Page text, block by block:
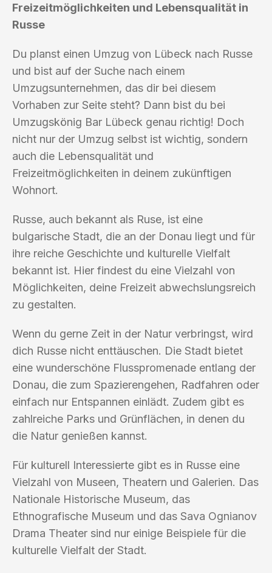
Freizeitmöglichkeiten und Lebensqualität in
Russe
Du planst einen Umzug von Lübeck nach Russe
und bist auf der Suche nach einem
Umzugsunternehmen, das dir bei diesem
Vorhaben zur Seite steht? Dann bist du bei
Umzugskönig Bar Lübeck genau richtig! Doch
nicht nur der Umzug selbst ist wichtig, sondern
auch die Lebensqualität und
Freizeitmöglichkeiten in deinem zukünftigen
Wohnort.
Russe, auch bekannt als Ruse, ist eine
bulgarische Stadt, die an der Donau liegt und für
ihre reiche Geschichte und kulturelle Vielfalt
bekannt ist. Hier findest du eine Vielzahl von
Möglichkeiten, deine Freizeit abwechslungsreich
zu gestalten.
Wenn du gerne Zeit in der Natur verbringst, wird
dich Russe nicht enttäuschen. Die Stadt bietet
eine wunderschöne Flusspromenade entlang der
Donau, die zum Spazierengehen, Radfahren oder
einfach nur Entspannen einlädt. Zudem gibt es
zahlreiche Parks und Grünflächen, in denen du
die Natur genießen kannst.
Für kulturell Interessierte gibt es in Russe eine
Vielzahl von Museen, Theatern und Galerien. Das
Nationale Historische Museum, das
Ethnografische Museum und das Sava Ognianov
Drama Theater sind nur einige Beispiele für die
kulturelle Vielfalt der Stadt.